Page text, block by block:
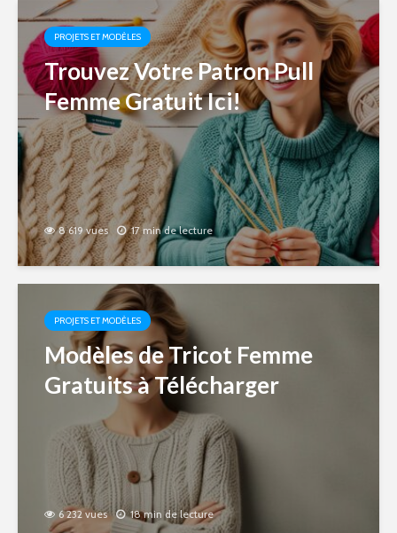
PROJETS ET MODÈLES
Trouvez Votre Patron Pull
Femme Gratuit Ici!
8 619 vues 17 min de lecture
PROJETS ET MODÈLES
Modèles de Tricot Femme
Gratuits à Télécharger
6 232 vues 18 min de lecture